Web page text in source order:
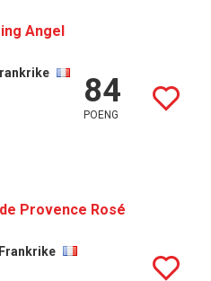
Angel
84
POENG
Provence Rosé
Frankrike